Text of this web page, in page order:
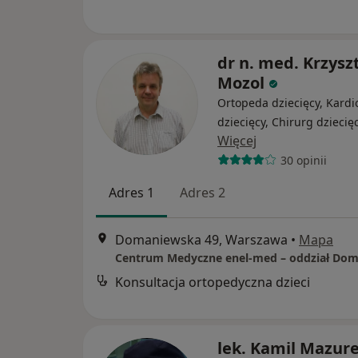
dr n. med.
Mozol
Ortopeda dziecięcy,
dziecięcy, Chirurg
Więcej
30 opinii
Adres 1 Adres 2
Domaniewska 49, Warszawa • Mapa
Konsultacja ortopedyczna dzieci
lek. Kamil